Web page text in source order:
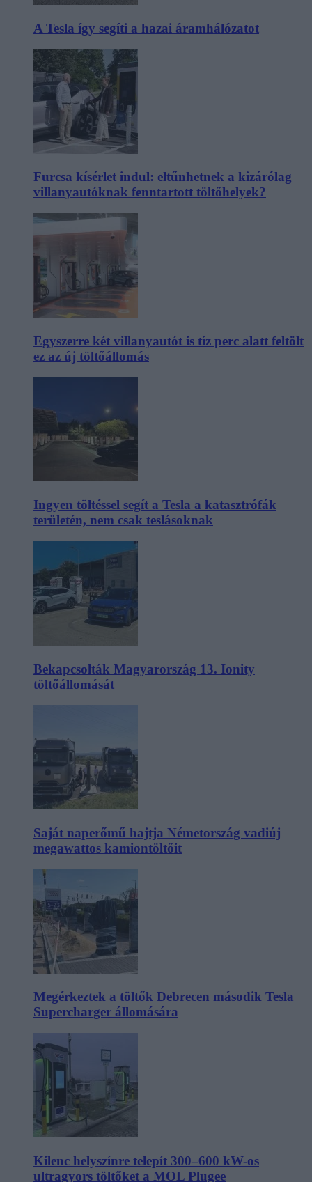
A Tesla így segíti a hazai áramhálózatot
Furcsa kísérlet indul: eltűnhetnek a kizárólag
villanyautóknak fenntartott töltőhelyek?
Egyszerre két villanyautót is tíz perc alatt feltölt
ez az új töltőállomás
Ingyen töltéssel segít a Tesla a katasztrófák
területén, nem csak teslásoknak
Bekapcsolták Magyarország 13. Ionity
töltőállomását
Saját naperőmű hajtja Németország vadiúj
megawattos kamiontöltőit
Megérkeztek a töltők Debrecen második Tesla
Supercharger állomására
Kilenc helyszínre telepít 300–600 kW-os
ultragyors töltőket a MOL Plugee